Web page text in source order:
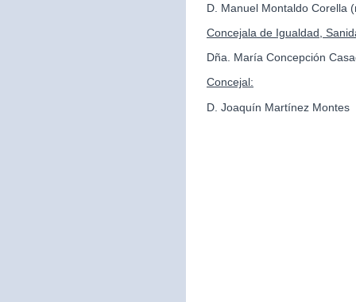
D. Manuel Montaldo Corella
Concejala de Igualdad,
Dña. María Concepción
Concejal:
D. Joaquín Martínez Montes